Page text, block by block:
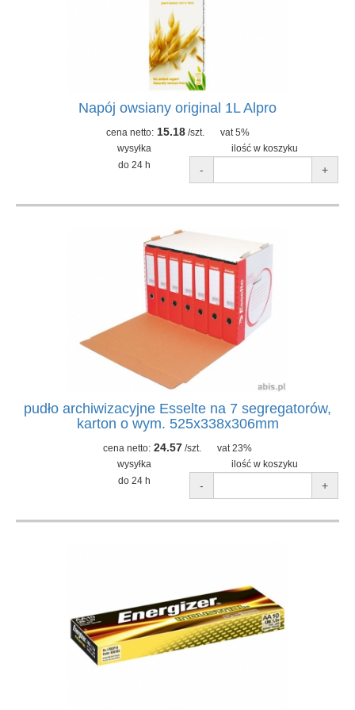
Napój owsiany original 1L Alpro
cena netto: 15.18/szt.
vat 5%
wysyłka
ilość w koszyku
do 24 h
- +
pudło archiwizacyjne Esselte na 7 segregatorów,
karton o wym. 525x338x306mm
cena netto: 24.57 /szt.
vat 23%
wysyłka
ilość w koszyku
do 24 h
- +